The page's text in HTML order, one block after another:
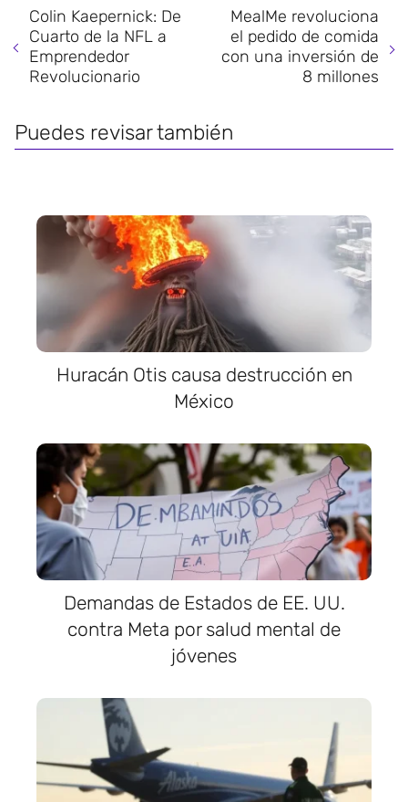
Colin Kaepernick: De
Cuarto de la NFL a
Emprendedor
Revolucionario
MealMe revoluciona
el pedido de comida
con una inversión de
8 millones
Puedes revisar también
Huracán Otis causa destrucción en
México
Demandas de Estados de EE. UU.
contra Meta por salud mental de
jóvenes